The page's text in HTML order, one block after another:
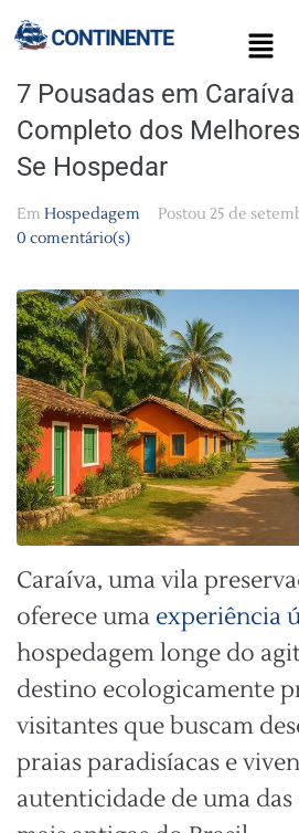
7 Pousadas em
Completo dos
Se Hospedar
Em Hospedagem Postou 25 de
0 comentário(s)
Caraíva, uma vila
oferece uma experiência
hospedagem longe do
destino ecologicamente
visitantes que buscam
praias paradisíacas e
autenticidade de uma